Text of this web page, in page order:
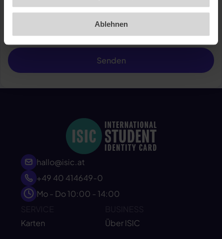
Ablehnen
Senden
hallo@isic.at
+49 40 414649-0
Mo - Do 10:00 - 14:00
Karten
Über ISIC